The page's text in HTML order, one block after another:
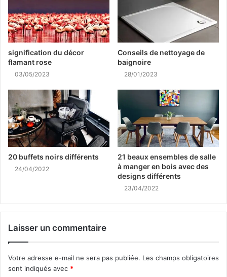
signification du décor
flamant rose
03/05/2023
Conseils de nettoyage de
baignoire
28/01/2023
20 buffets noirs différents
24/04/2022
21 beaux ensembles de salle
à manger en bois avec des
designs différents
23/04/2022
Laisser un commentaire
Votre adresse e-mail ne sera pas publiée. Les champs obligatoires
sont indiqués avec *